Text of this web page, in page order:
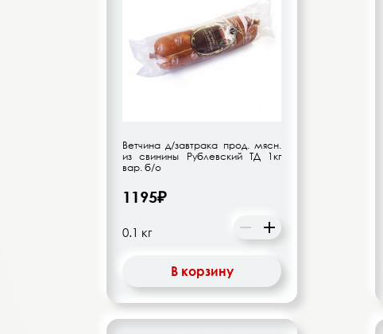
Ветчина д/завтрака прод. мясн.
из свинины Рублевский ТД 1кг
вар. б/о
1195₽
В корзину